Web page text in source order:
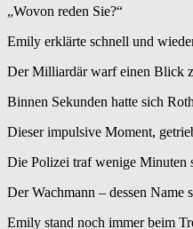
„Wovon reden Sie?“
Emily erklärte schnell und
Der Milliardär warf einen Blick
Binnen Sekunden hatte sich
Dieser impulsive Moment,
Die Polizei traf wenige Minuten
Der Wachmann – dessen Name
Emily stand noch immer beim